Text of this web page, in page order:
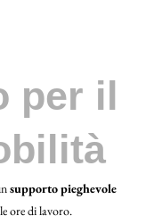
per il
supporto pieghevole
ore di lavoro.